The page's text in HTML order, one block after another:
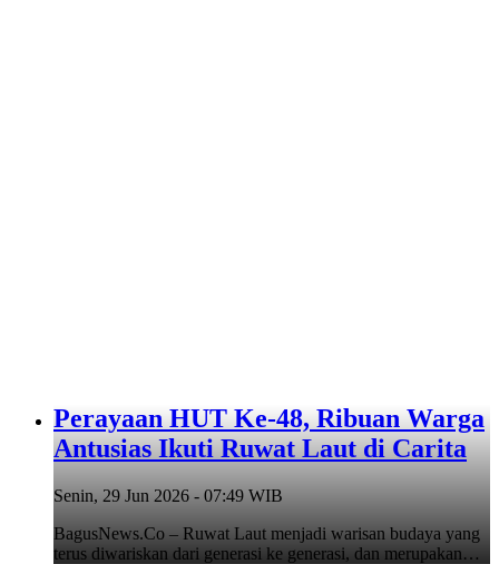
Perayaan HUT Ke-48, Ribuan Warga
Antusias Ikuti Ruwat Laut di Carita
Senin, 29 Jun 2026 - 07:49 WIB
BagusNews.Co – Ruwat Laut menjadi warisan budaya yang
terus diwariskan dari generasi ke generasi, dan merupakan…